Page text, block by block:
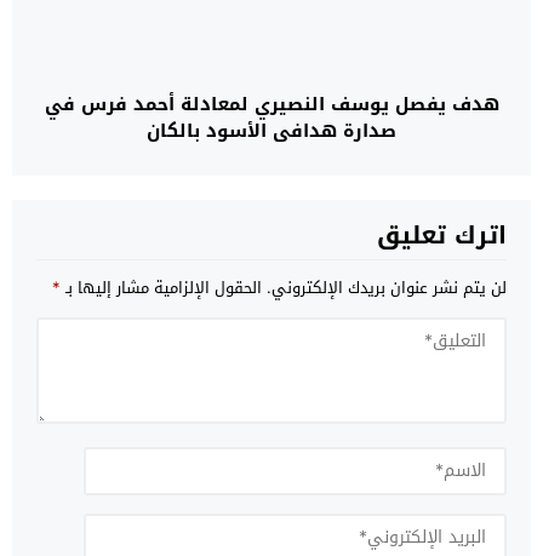
هدف يفصل يوسف النصيري لمعادلة أحمد فرس في
صدارة هدافي الأسود بالكان
اترك تعليق
لن يتم نشر عنوان بريدك الإلكتروني. الحقول الإلزامية مشار إليها بـ*